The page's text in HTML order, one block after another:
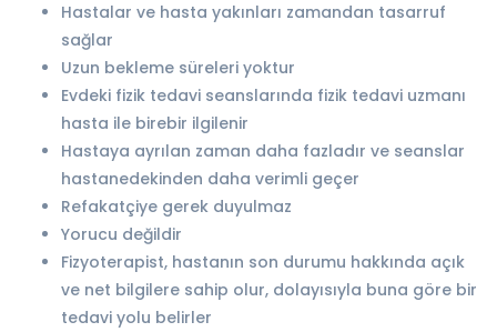
Hastalar ve hasta yakınları zamandan tasarruf
sağlar
Uzun bekleme süreleri yoktur
Evdeki fizik tedavi seanslarında fizik tedavi uzmanı
hasta ile birebir ilgilenir
Hastaya ayrılan zaman daha fazladır ve seanslar
hastanedekinden daha verimli geçer
Refakatçiye gerek duyulmaz
Yorucu değildir
Fizyoterapist, hastanın son durumu hakkında açık
ve net bilgilere sahip olur, dolayısıyla buna göre bir
tedavi yolu belirler